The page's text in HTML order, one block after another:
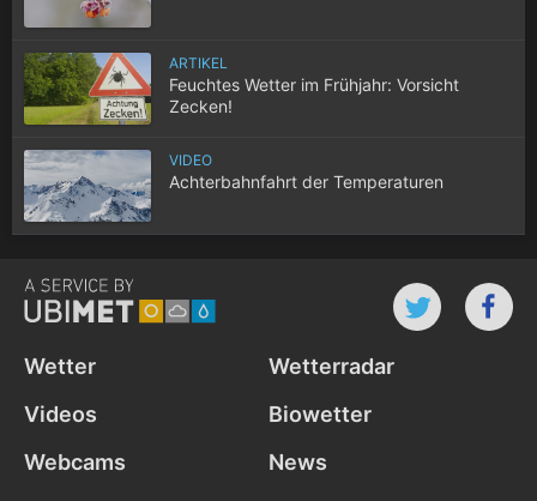
ARTIKEL
Feuchtes Wetter im Frühjahr: Vorsicht
Zecken!
VIDEO
Achterbahnfahrt der Temperaturen
Wetter
Wetterradar
Videos
Biowetter
Webcams
News